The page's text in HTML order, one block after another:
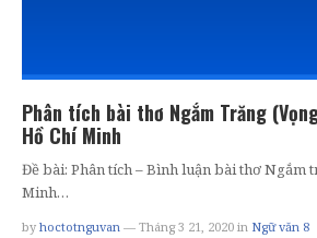
Phân tích bài thơ Ngắm Trăng
Hồ Chí Minh
Đề bài: Phân tích – Bình luận bài thơ Ngắm
Minh…
by hoctotnguvan — Tháng 3 21, 2020 in Ngữ văn 8